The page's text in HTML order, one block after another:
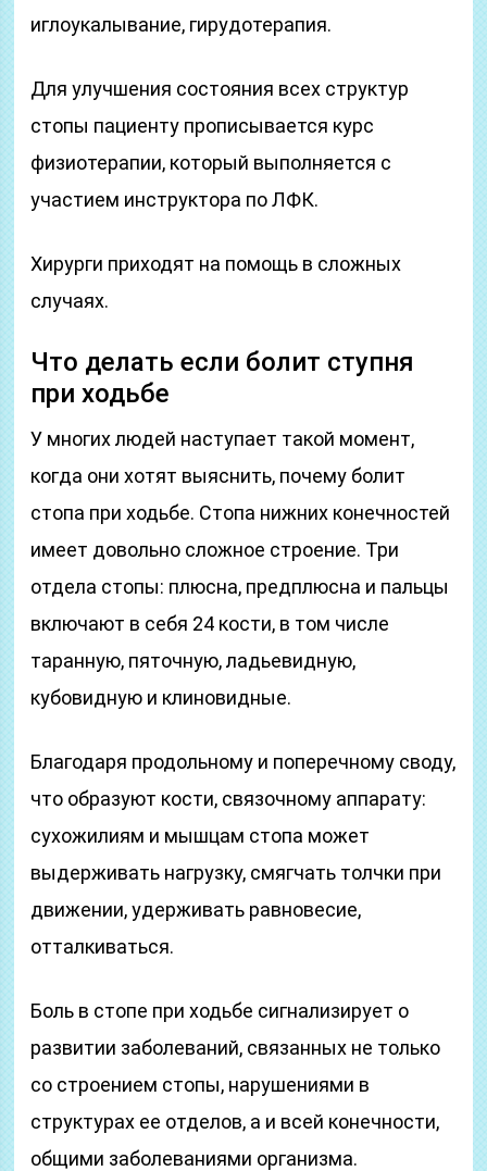
иглоукалывание, гирудотерапия.
Для улучшения состояния всех структур
стопы пациенту прописывается курс
физиотерапии, который выполняется с
участием инструктора по ЛФК.
Хирурги приходят на помощь в сложных
случаях.
Что делать если болит ступня
при ходьбе
У многих людей наступает такой момент,
когда они хотят выяснить, почему болит
стопа при ходьбе. Стопа нижних конечностей
имеет довольно сложное строение. Три
отдела стопы: плюсна, предплюсна и пальцы
включают в себя 24 кости, в том числе
таранную, пяточную, ладьевидную,
кубовидную и клиновидные.
Благодаря продольному и поперечному своду,
что образуют кости, связочному аппарату:
сухожилиям и мышцам стопа может
выдерживать нагрузку, смягчать толчки при
движении, удерживать равновесие,
отталкиваться.
Боль в стопе при ходьбе сигнализирует о
развитии заболеваний, связанных не только
со строением стопы, нарушениями в
структурах ее отделов, а и всей конечности,
общими заболеваниями организма.